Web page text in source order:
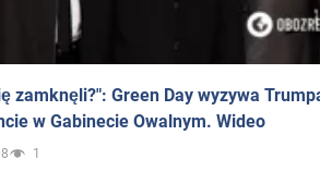
zamknęli?": Green Day wyzywa
w Gabinecie Owalnym. Wideo
1